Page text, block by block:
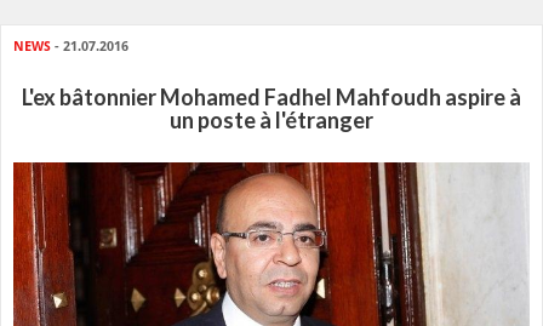
NEWS - 21.07.2016
L'ex bâtonnier Mohamed Fadhel Mahfoudh aspire à
un poste à l'étranger